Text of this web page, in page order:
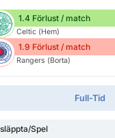
1.4 Förlust / match
Celtic (Hem)
1.9 Förlust / match
Rangers (Borta)
Full-Tid
Spel